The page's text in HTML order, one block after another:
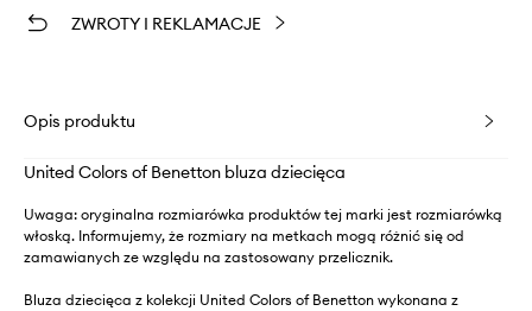
ZWROTY I REKLAMACJE
Opis produktu
United Colors of Benetton bluza dziecięca
Uwaga: oryginalna rozmiarówka produktów tej marki jest rozmiarówką
włoską. Informujemy, że rozmiary na metkach mogą różnić się od
zamawianych ze względu na zastosowany przelicznik.
Bluza dziecięca z kolekcji United Colors of Benetton wykonana z